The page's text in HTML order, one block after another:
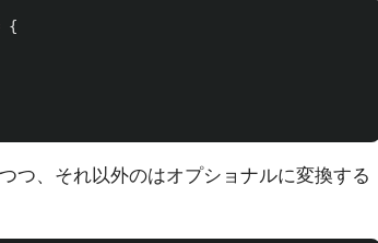
{
つ、それ以外のはオプショナルに変換する